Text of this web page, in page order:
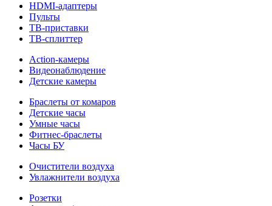
HDMI-адаптеры
Пульты
ТВ-приставки
ТВ-сплиттер
Action-камеры
Видеонаблюдение
Детские камеры
Браслеты от комаров
Детские часы
Умные часы
Фитнес-браслеты
Часы БУ
Очистители воздуха
Увлажнители воздуха
Розетки